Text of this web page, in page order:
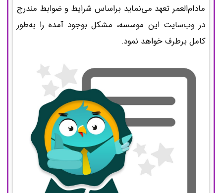
مادام‌العمر تعهد می‌نماید براساس شرایط و ضوابط مندرج
در وب‌سایت این موسسه، مشکل بوجود آمده را به‌طور
کامل برطرف خواهد نمود.